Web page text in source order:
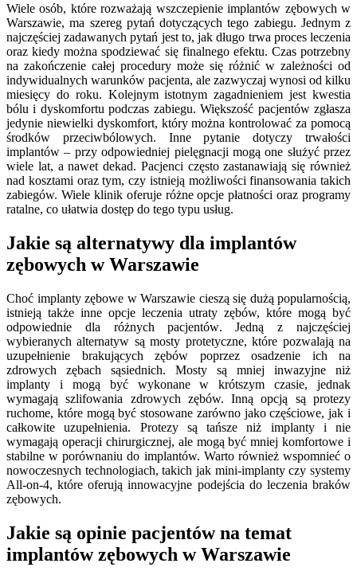
Wiele osób, które rozważają wszczepienie implantów zębowych w
Warszawie, ma szereg pytań dotyczących tego zabiegu. Jednym z
najczęściej zadawanych pytań jest to, jak długo trwa proces leczenia
oraz kiedy można spodziewać się finalnego efektu. Czas potrzebny
na zakończenie całej procedury może się różnić w zależności od
indywidualnych warunków pacjenta, ale zazwyczaj wynosi od kilku
miesięcy do roku. Kolejnym istotnym zagadnieniem jest kwestia
bólu i dyskomfortu podczas zabiegu. Większość pacjentów zgłasza
jedynie niewielki dyskomfort, który można kontrolować za pomocą
środków przeciwbólowych. Inne pytanie dotyczy trwałości
implantów – przy odpowiedniej pielęgnacji mogą one służyć przez
wiele lat, a nawet dekad. Pacjenci często zastanawiają się również
nad kosztami oraz tym, czy istnieją możliwości finansowania takich
zabiegów. Wiele klinik oferuje różne opcje płatności oraz programy
ratalne, co ułatwia dostęp do tego typu usług.
Jakie są alternatywy dla implantów
zębowych w Warszawie
Choć implanty zębowe w Warszawie cieszą się dużą popularnością,
istnieją także inne opcje leczenia utraty zębów, które mogą być
odpowiednie dla różnych pacjentów. Jedną z najczęściej
wybieranych alternatyw są mosty protetyczne, które pozwalają na
uzupełnienie brakujących zębów poprzez osadzenie ich na
zdrowych zębach sąsiednich. Mosty są mniej inwazyjne niż
implanty i mogą być wykonane w krótszym czasie, jednak
wymagają szlifowania zdrowych zębów. Inną opcją są protezy
ruchome, które mogą być stosowane zarówno jako częściowe, jak i
całkowite uzupełnienia. Protezy są tańsze niż implanty i nie
wymagają operacji chirurgicznej, ale mogą być mniej komfortowe i
stabilne w porównaniu do implantów. Warto również wspomnieć o
nowoczesnych technologiach, takich jak mini-implanty czy systemy
All-on-4, które oferują innowacyjne podejścia do leczenia braków
zębowych.
Jakie są opinie pacjentów na temat
implantów zębowych w Warszawie